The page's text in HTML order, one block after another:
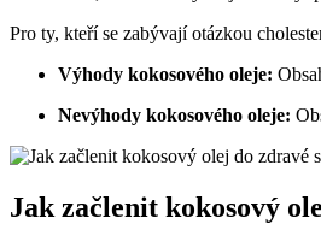
Pro ty, kteří se zabývají otázkou
Výhody kokosového oleje:
Nevýhody kokosového oleje:
Jak začlenit kokosový